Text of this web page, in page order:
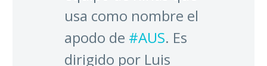
usa como nombre el
apodo de #AUS. Es
dirigido por Luis